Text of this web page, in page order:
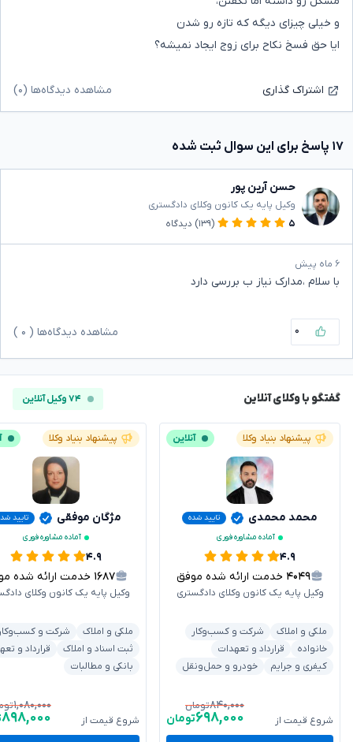
و خیلی چیزای دیگه که تازه رو شدن
ایا حق فسخ نکاح برای زوج ایجاد نمیشه؟
اشتراک گذاری مشاهده دیدگاه‌ها (۰)
۱۷ پاسخ برای این سوال ثبت شده
حسن آرین پور
وکیل پایه یک کانون وکلای دادگستری
۵
(۱۳۹) دیدگاه
۶ ماه پیش
با سلام ،مدارک نیاز ب بررسی دارد
۰ مشاهده دیدگاه‌ها ( ۰
گفتگو با وکلای آنلاین ۷۴ وکیل آنلاین
پیشنهاد بنیاد وکلا آنلاین
محمد محمدی
تایید شده
آماده مشاوره فوری
۴.۹
۴۰۴۹ خدمت ارائه شده موفق
وکیل پایه یک کانون وکلای دادگستری
ملکی و املاک
شرکت و کسب‌وکار
خانواده
قرارداد و تعهدات
کیفری و جرایم
خودرو و حمل‌ونقل
شروع قیمت از
۸۴۰,۰۰۰تومان
۶۹۸,۰۰۰تومان
پیشنهاد بنیاد وکلا
مژگان موفقی
تایید
آماده مشاوره فوری
۴.۹
۱۶۸۷ خدمت ارائه شده موفق
وکیل پایه یک کانون وکلای
ملکی و املاک
شرکت و
ثبت اسناد و املاک
قرارداد و
بانکی و مطالبات
شروع قیمت از
۱,۰۸۰,۰۰۰
۸۹۸,۰۰۰